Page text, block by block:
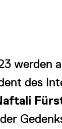
werden
des